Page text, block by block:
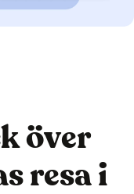
över
resa i